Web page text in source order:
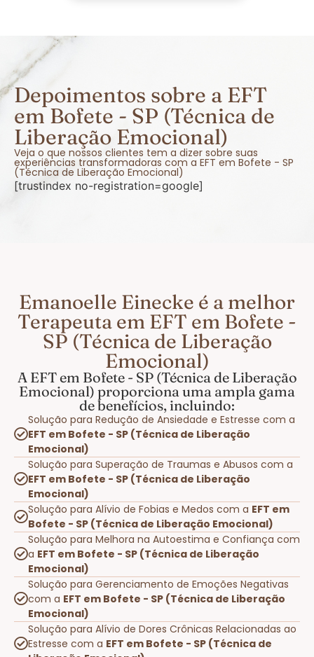
Depoimentos sobre a EFT
em Bofete - SP (Técnica de
Liberação Emocional)
Veja o que nossos clientes tem a dizer sobre suas
experiências transformadoras com a EFT em Bofete - SP
(Técnica de Liberação Emocional)
[trustindex no-registration=google]
Emanoelle Einecke é a melhor
Terapeuta em EFT em Bofete -
SP (Técnica de Liberação
Emocional)
A EFT em Bofete - SP (Técnica de Liberação
Emocional) proporciona uma ampla gama
de benefícios, incluindo:
Solução para Redução de Ansiedade e Estresse com a
EFT em Bofete - SP (Técnica de Liberação
Emocional)
Solução para Superação de Traumas e Abusos com a
EFT em Bofete - SP (Técnica de Liberação
Emocional)
Solução para Alívio de Fobias e Medos com a EFT em
Bofete - SP (Técnica de Liberação Emocional)
Solução para Melhora na Autoestima e Confiança com
a EFT em Bofete - SP (Técnica de Liberação
Emocional)
Solução para Gerenciamento de Emoções Negativas
com a EFT em Bofete - SP (Técnica de Liberação
Emocional)
Solução para Alívio de Dores Crônicas Relacionadas ao
Estresse com a EFT em Bofete - SP (Técnica de